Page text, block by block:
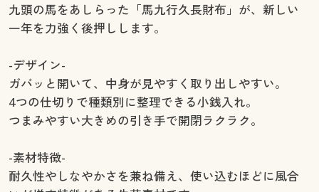
九頭の馬をあしらった「馬九行久長財布」が、新しい
一年を力強く後押しします。
-デザイン-
ガバッと開いて、中身が見やすく取り出しやすい。
4つの仕切りで種類別に整理できる小銭入れ。
つまみやすい大きめの引き手で開閉ラクラク。
-素材特徴-
耐久性やしなやかさを兼ね備え、使い込むほどに風合